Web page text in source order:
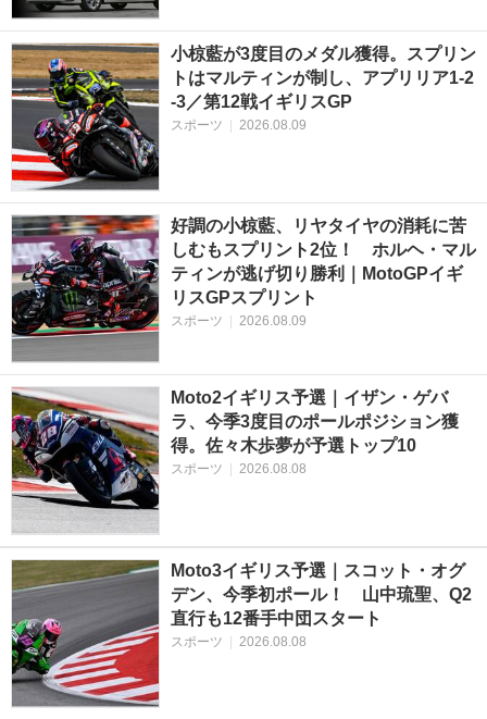
小椋藍が3度目のメダル獲得。スプリン
トはマルティンが制し、アプリリア1-2
-3／第12戦イギリスGP
スポーツ 2026.08.09
好調の小椋藍、リヤタイヤの消耗に苦
しむもスプリント2位！ ホルヘ・マル
ティンが逃げ切り勝利｜MotoGPイギ
リスGPスプリント
スポーツ | 2026.08.09
Moto2イギリス予選｜イザン・ゲバ
ラ、今季3度目のポールポジション獲
得。佐々木歩夢が予選トップ10
スポーツ | 2026.08.08
Moto3イギリス予選｜スコット・オグ
デン、今季初ポール！ 山中琉聖、Q2
直行も12番手中団スタート
スポーツ | 2026.08.08